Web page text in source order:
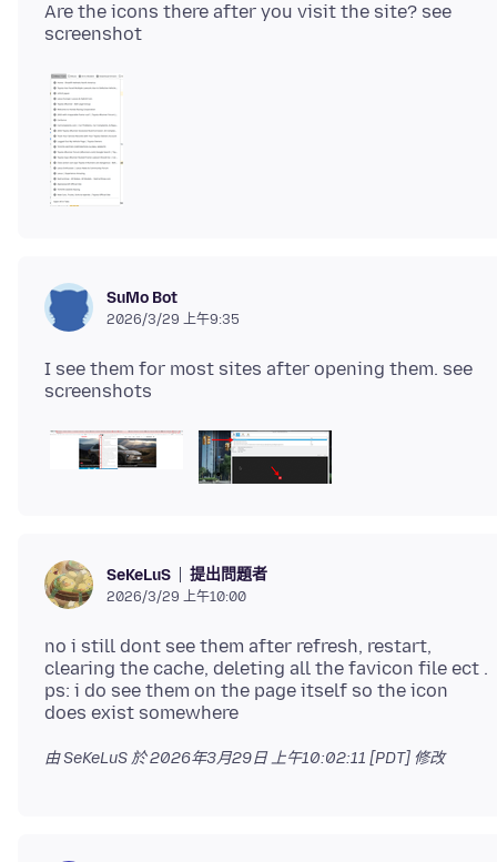
Are the icons there after you visit the site? see
SuMo Bot
2026/3/29 上午9:35
I see them for most sites after opening them. see
SeKeLuS 提出問題者
2026/3/29 上午10:00
no i still dont see them after refresh, restart,
clearing the cache, deleting all the favicon file ect .
ps: i do see them on the page itself so the icon
由 SeKeLuS 於2026年3月29日 上午10:02:11 [PDT] 修改